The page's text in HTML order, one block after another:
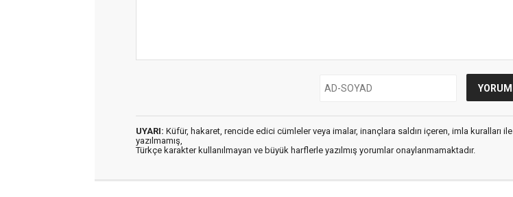
UYARI: Küfür, hakaret, rencide edici cümleler veya imalar, inançlara saldırı içeren, imla kuralları ile
yazılmamış,
Türkçe karakter kullanılmayan ve büyük harflerle yazılmış yorumlar onaylanmamaktadır.